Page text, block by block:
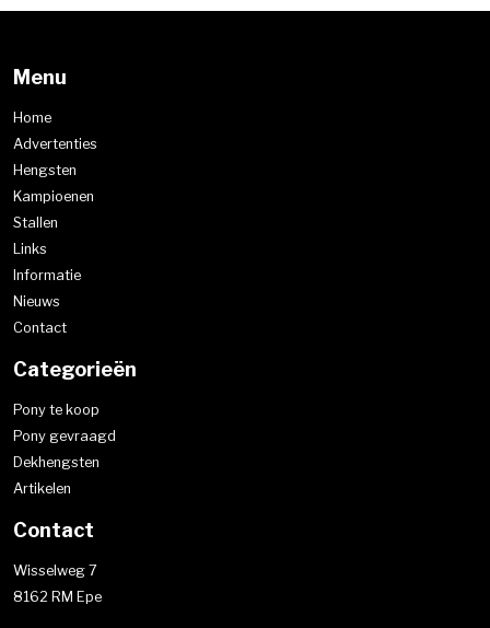
Menu
Home
Advertenties
Hengsten
Kampioenen
Stallen
Links
Informatie
Nieuws
Contact
Categorieën
Pony te koop
Pony gevraagd
Dekhengsten
Artikelen
Contact
Wisselweg 7
8162 RM Epe